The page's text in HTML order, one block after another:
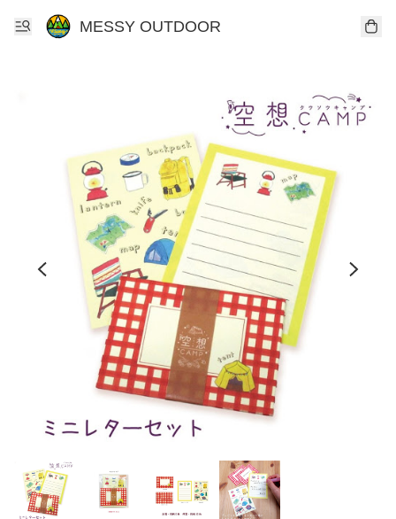
MESSY OUTDOOR